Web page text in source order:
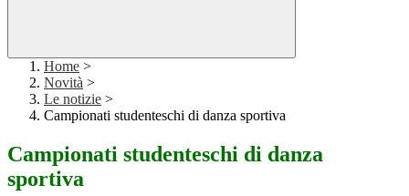
Home >
Novità >
Le notizie >
Campionati studenteschi di danza sportiva
Campionati studenteschi di danza
sportiva